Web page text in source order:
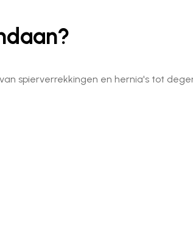
spierverrekkingen en hernia's tot